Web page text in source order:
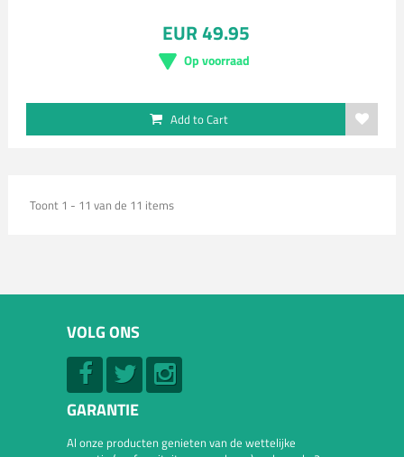
EUR 49.95
Op voorraad
Add to Cart
Toont 1 - 11 van de 11 items
VOLG ONS
GARANTIE
Al onze producten genieten van de wettelijke